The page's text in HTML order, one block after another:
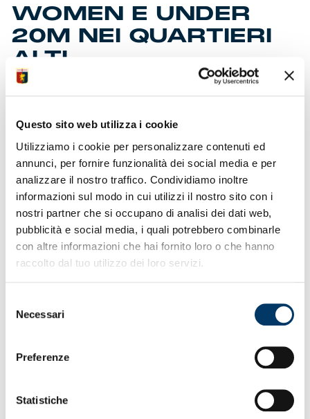
Questo sito web utilizza i cookie
Utilizziamo i cookie per personalizzare contenuti ed
annunci, per fornire funzionalità dei social media e per
analizzare il nostro traffico. Condividiamo inoltre
informazioni sul modo in cui utilizzi il nostro sito con i
nostri partner che si occupano di analisi dei dati web,
pubblicità e social media, i quali potrebbero combinarle
con altre informazioni che hai fornito loro o che hanno
raccolto dal tuo utilizzo dei loro servizi.
delNecessari
Preferenze
Statistiche
WOMEN E UNDER
20M NEI QUARTIERI
ALTI
quattro giornate che per i giovani di Sbravati dopo le prime
della leva maggiore del settore giovanile maschile. In
arrivo domenica due match casalinghi entrambi alle 15. La
capolista Bologna Women ad Arenzano, il Sassuolo U20
allo Sciorba Stadium B&P. Una settimana piena di
fine settimana ha portato un successo al Genoa Women, in
trasferta con il Lumezzane (2-4) con le reti di Acuti,
avanti con i gol di Ghirardello e Dorgu, raggiunta quasi allo
scadere in casa della Lazio (2-2). E’ la terza vittoria in